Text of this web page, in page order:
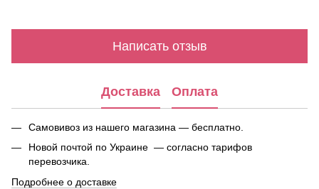
Написать отзыв
Доставка Оплата
Самовивоз из нашего магазина — бесплатно.
Новой почтой по Украине — согласно тарифов
перевозчика.
Подробнее о доставке